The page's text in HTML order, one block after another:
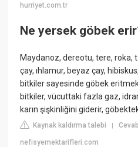
hurriyet.com.tr
Ne yersek göbek
Maydanoz, dereotu, tere, roka,
çay, ıhlamur, beyaz çay,
bitkiler sayesinde göbek
bitkiler, vücuttaki fazla gaz,
karın şişkinliğini giderir,
Kaynak kaldırma talebi |
nefisyemektarifleri.com